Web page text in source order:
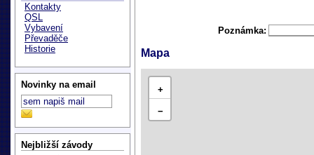
Kontakty
QSL
Vybavení
Převaděče
Historie
Novinky na email
Nejbližší závody
Poznámka:
Mapa
+
−